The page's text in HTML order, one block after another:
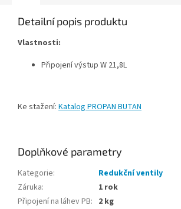
Detailní popis produktu
Vlastnosti:
Připojení výstup W 21,8L
Ke stažení: Katalog PROPAN BUTAN
Doplňkové parametry
Kategorie:
Redukční ventily
Záruka:
1 rok
Připojení na láhev PB: 2 kg